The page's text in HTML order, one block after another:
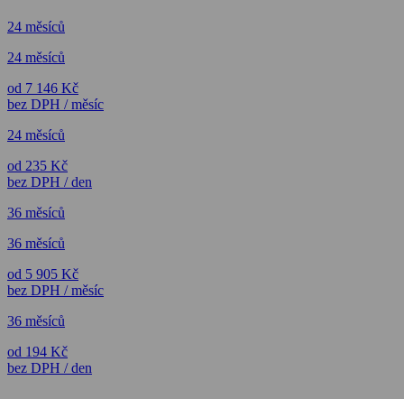
24 měsíců
24 měsíců
od 7 146 Kč
bez DPH / měsíc
24 měsíců
od 235 Kč
bez DPH / den
36 měsíců
36 měsíců
od 5 905 Kč
bez DPH / měsíc
36 měsíců
od 194 Kč
bez DPH / den